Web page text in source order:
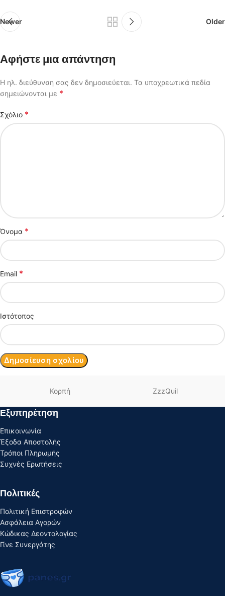
Newer Older
Αφήστε μια απάντηση
Η ηλ. διεύθυνση σας δεν δημοσιεύεται. Τα υποχρεωτικά πεδία
σημειώνονται με *
Σχόλιο *
Όνομα *
Email *
Ιστότοπος
Κορπή ZzzQuil
Εξυπηρέτηση
Επικοινωνία
Έξοδα Αποστολής
Τρόποι Πληρωμής
Συχνές Ερωτήσεις
Πολιτικές
Πολιτική Επιστροφών
Ασφάλεια Αγορών
Κώδικας Δεοντολογίας
Γίνε Συνεργάτης